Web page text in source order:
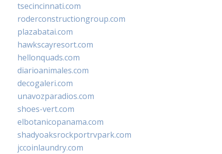
tsecincinnati.com
roderconstructiongroup.com
plazabatai.com
hawkscayresort.com
hellonquads.com
diarioanimales.com
decogaleri.com
unavozparadios.com
shoes-vert.com
elbotanicopanama.com
shadyoaksrockportrvpark.com
jccoinlaundry.com